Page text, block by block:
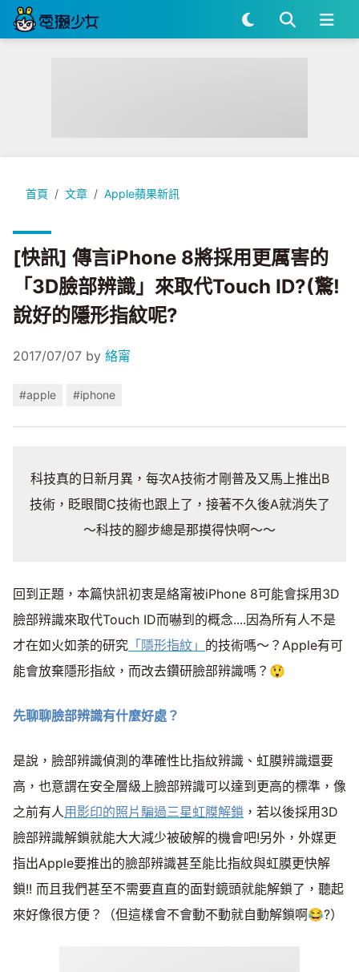
首頁 文章 Apple蘋果新訊
[快訊] 傳言iPhone 8將採用更厲害的「3D臉部辨識」來取代
[快訊] 傳言iPhone 8將採用更厲害的
「3D臉部辨識」來取代Touch ID?(驚!
說好的隱形指紋呢?
2017/07/07 by 絡甯
#apple #iphone
科技真的日新月異，每次A技術才剛普及又馬上推出B
技術，眨眼間C技術也跟上了，接著不久後A就消失了
～科技的腳步總是那摸得快啊～～
回到正題，本篇快訊初衷是絡甯被iPhone 8可能會採用3D
臉部辨識來取代Touch ID而嚇到的概念....因為所有人不是
才在如火如荼的研究 「隱形指紋」 的技術嗎～？Apple有可
能會放棄隱形指紋，而改去鑽研臉部辨識嗎？😲
先聊聊臉部辨識有什麼好處？
是說，臉部辨識偵測的準確性比指紋辨識、虹膜辨識還要
高，也意謂在安全層級上臉部辨識可以達到更高的標準，像
之前有人用影印的照片騙過三星虹膜解鎖 ，若以後採用3D
臉部辨識解鎖就能大大減少被破解的機會吧!另外，外媒更
指出Apple要推出的臉部辨識甚至能比指紋與虹膜更快解
鎖!! 而且我們甚至不需要直直的面對鏡頭就能解鎖了，聽起
來好像很方便？（但這樣會不會動不動就自動解鎖啊😂?）